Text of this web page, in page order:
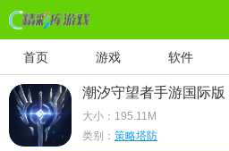
首页 游戏 软件
潮汐守望者手游国际版
大小： 195.11M
类别： 策略塔防